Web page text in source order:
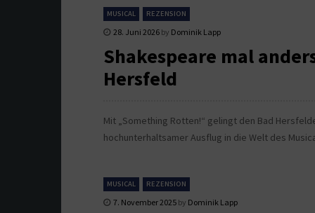
MUSICAL REZENSION
28. Juni 2026 by Dominik Lapp
Shakespeare mal
Hersfeld
Mit „Something Rotten!“ gelingt den Bad
hochunterhaltsamer Ausflug in die Welt des
MUSICAL REZENSION
7. November 2025 by Dominik Lapp